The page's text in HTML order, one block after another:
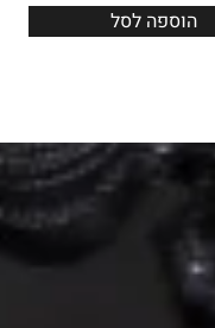
הוספה לסל